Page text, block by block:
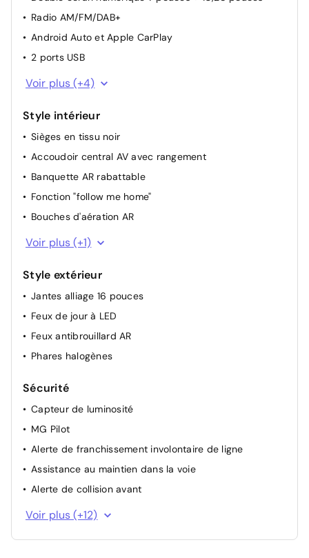
Siège conducteur réglable dans 6 directions
Volant réglable en hauteur et profondeur avec
commandes au volant
Radio AM/FM/DAB+
Android Auto et Apple CarPlay
2 ports USB
Connectivité Bluetooth
Compteur numérique 7"
6 haut-parleurs
Voir plus (+4)
Style intérieur
Sièges en tissu noir
Accoudoir central AV avec rangement
Banquette AR rabattable
Fonction "follow me home"
Bouches d'aération AR
Eclairage du coffre
Voir plus (+1)
Style extérieur
Jantes alliage 16 pouces
Feux de jour à LED
Feux antibrouillard AR
Phares halogènes
Sécurité
Capteur de luminosité
MG Pilot
Alerte de franchissement involontaire de ligne
Assistance au maintien dans la voie
Alerte de collision avant
Alarme
Voir plus (+12)